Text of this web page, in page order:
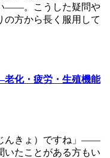
——。こうした疑問や
の方から長く服用して
化・疲労・生殖機能
んきょ）ですね」——
いたことがある方もい